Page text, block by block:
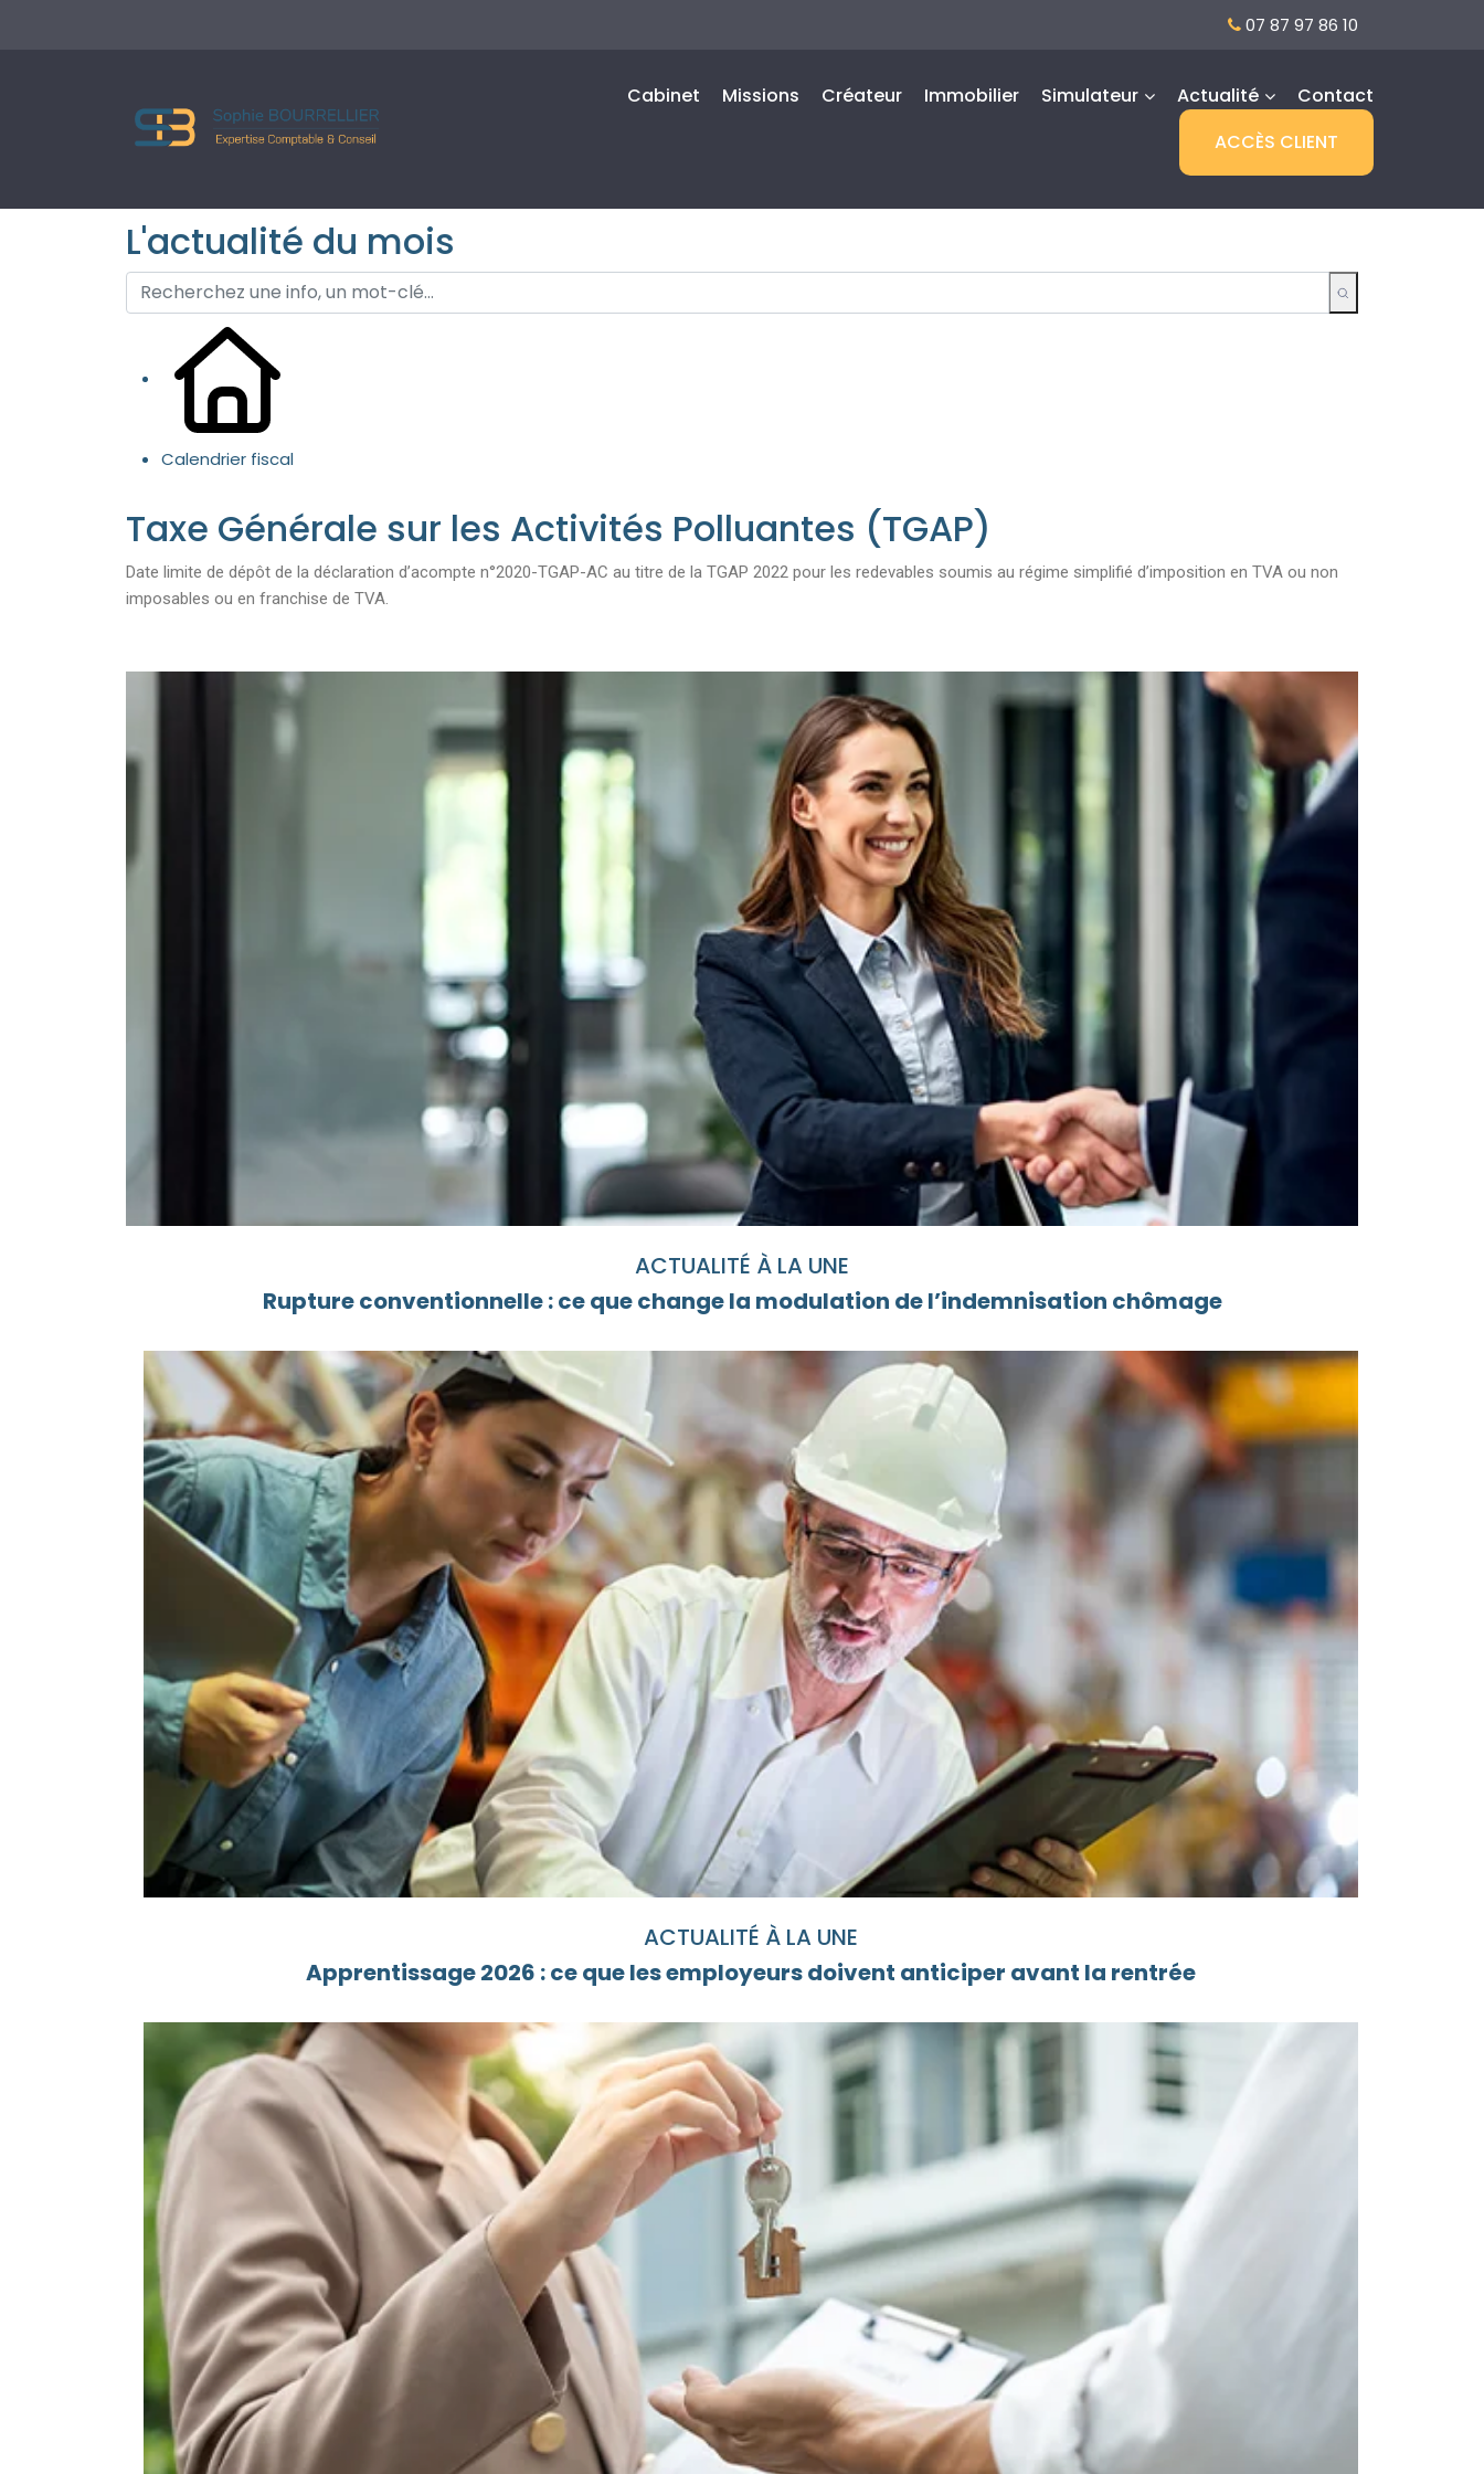
07 87 97 86 10
Cabinet Missions Créateur Immobilier Simulateur Actualité
Contact
ACCÈS CLIENT
L'actualité du mois
Calendrier fiscal
Taxe Générale sur les Activités Polluantes (TGAP)
Date limite de dépôt de la déclaration d’acompte n°2020-TGAP-AC au titre de la TGAP 2022 pour les redevables soumis au régime simplifié d’imposition en TVA ou non
imposables ou en franchise de TVA.
ACTUALITÉ À LA UNE
Rupture conventionnelle : ce que change la modulation de l’indemnisation chômage
ACTUALITÉ À LA UNE
Apprentissage 2026 : ce que les employeurs doivent anticiper avant la rentrée